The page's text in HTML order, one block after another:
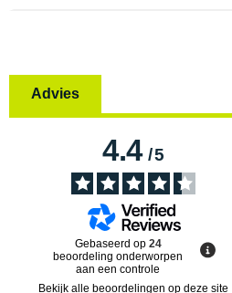
Advies
4.4/5
Gebaseerd op 24
beoordeling onderworpen
aan een controle
Bekijk alle beoordelingen op deze site